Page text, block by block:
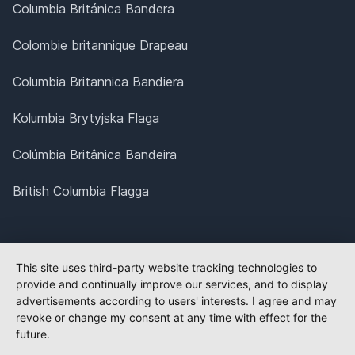
Columbia Británica Bandera
Colombie britannique Drapeau
Columbia Britannica Bandiera
Kolumbia Brytyjska Flaga
Colúmbia Britânica Bandeira
British Columbia Flagga
This site uses third-party website tracking technologies to
provide and continually improve our services, and to display
advertisements according to users' interests. I agree and may
revoke or change my consent at any time with effect for the
future.